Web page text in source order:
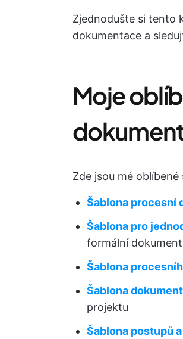
Zjednodušte si tento
dokumentace a
Moje
Zde jsou mé
Šablona procesní
Šablona pro
formální
Šablona
Šablona
projektu
Šablona postupů